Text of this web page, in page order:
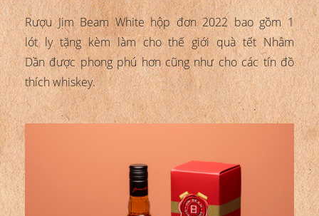
Rượu Jim Beam White hộp đơn 2022 bao gồm 1
lót ly tặng kèm làm cho thế giới quà tết Nhâm
Dần được phong phú hơn cũng như cho các tín đồ
thích whiskey.